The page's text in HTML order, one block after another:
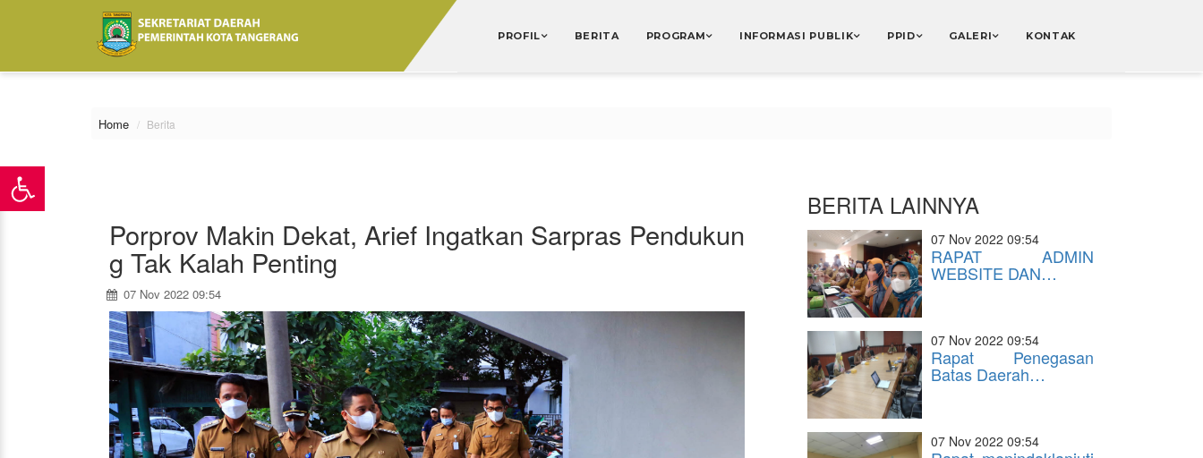
PROFIL BERITA PROGRAM INFORMASI PUBLIK PPID GALERI KONTAK
Home Berita
Porprov Makin Dekat, Arief Ingatkan Sarpras Pendukun
g Tak Kalah Penting
07 Nov 2022 09:54
BERITA LAINNYA
07 Nov 2022 09:54
RAPAT ADMIN
WEBSITE DAN…
07 Nov 2022 09:54
Rapat Penegasan
Batas Daerah…
07 Nov 2022 09:54